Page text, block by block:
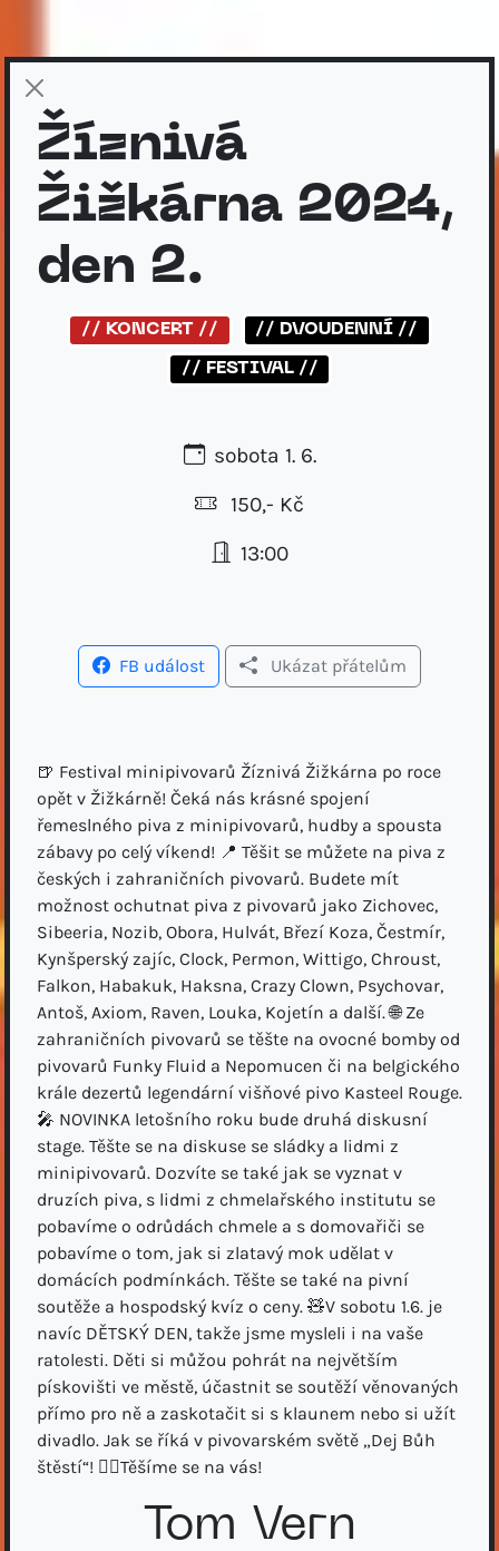
Žíznivá
Žižkárna 2024,
den 2.
// KONCERT // // DVOUDENNÍ //
// FESTIVAL //
sobota 1. 6.
150,- Kč
13:00
FB událost Ukázat přátelům
🍺 Festival minipivovarů Žíznivá Žižkárna po roce
opět v Žižkárně! Čeká nás krásné spojení
řemeslného piva z minipivovarů, hudby a spousta
zábavy po celý víkend! 📍 Těšit se můžete na piva z
českých i zahraničních pivovarů. Budete mít
možnost ochutnat piva z pivovarů jako Zichovec,
Sibeeria, Nozib, Obora, Hulvát, Březí Koza, Čestmír,
Kynšperský zajíc, Clock, Permon, Wittigo, Chroust,
Falkon, Habakuk, Haksna, Crazy Clown, Psychovar,
Antoš, Axiom, Raven, Louka, Kojetín a další. 🌐 Ze
zahraničních pivovarů se těšte na ovocné bomby od
pivovarů Funky Fluid a Nepomucen či na belgického
krále dezertů legendární višňové pivo Kasteel Rouge.
🎤 NOVINKA letošního roku bude druhá diskusní
stage. Těšte se na diskuse se sládky a lidmi z
minipivovarů. Dozvíte se také jak se vyznat v
druzích piva, s lidmi z chmelařského institutu se
pobavíme o odrůdách chmele a s domovařiči se
pobavíme o tom, jak si zlatavý mok udělat v
domácích podmínkách. Těšte se také na pivní
soutěže a hospodský kvíz o ceny. 🧸V sobotu 1.6. je
navíc DĚTSKÝ DEN, takže jsme mysleli i na vaše
ratolesti. Děti si můžou pohrát na největším
pískovišti ve městě, účastnit se soutěží věnovaných
přímo pro ně a zaskotačit si s klaunem nebo si užít
divadlo. Jak se říká v pivovarském světě „Dej Bůh
štěstí“! 🙋‍♂️Těšíme se na vás!
Tom Vern